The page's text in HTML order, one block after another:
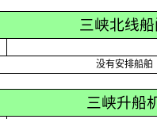
三峡北线
没有安排船舶
三峡升船